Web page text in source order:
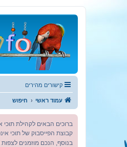
קישורים מהירים
עמוד ראשי חיפוש
ברוכים הבאים לקהילת תוכי
קבוצת הפייסבוק של תוכי
בנוסף, הנכם מוזמנים לצפות